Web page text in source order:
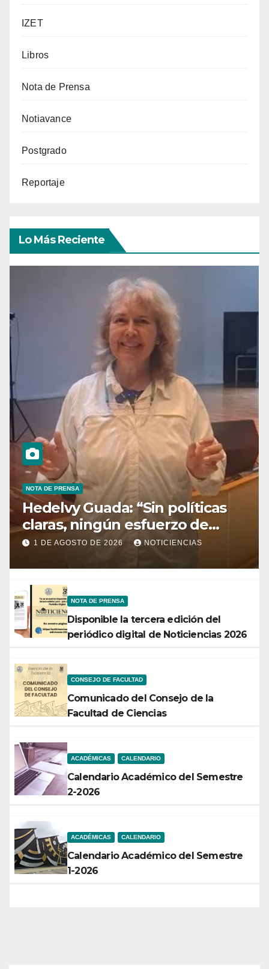
IZET
Libros
Nota de Prensa
Notiavance
Postgrado
Reportaje
Lo Más Reciente
NOTA DE PRENSA
Hedelvy Guada: “Sin políticas
claras, ningún esfuerzo de
conservación rendirá frutos”
1 DE AGOSTO DE 2026 NOTICIENCIAS
NOTA DE PRENSA
Disponible la tercera edición del
periódico digital de Noticiencias 2026
CONSEJO DE FACULTAD
Comunicado del Consejo de la
Facultad de Ciencias
ACADÉMICAS CALENDARIO
Calendario Académico del Semestre
2-2026
ACADÉMICAS CALENDARIO
Calendario Académico del Semestre
1-2026